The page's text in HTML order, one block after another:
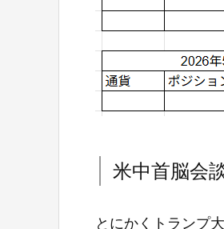
米中首脳会
とにかくトランプ